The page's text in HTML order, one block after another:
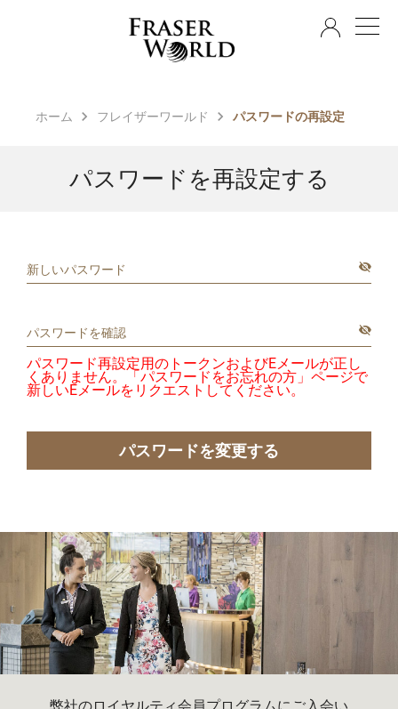
ホーム フレイザーワールド パスワードの再設定
パスワードを再設定する
パスワード再設定用のトークンおよびEメールが正し
くありません。「パスワードをお忘れの方」ページで
新しいEメールをリクエストしてください。
パスワードを変更する